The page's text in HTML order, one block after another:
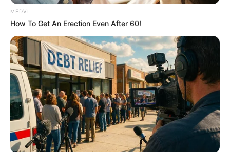
This New Will Give You An Erection After +45
MEDVI
MEDVI
How To Get An Erection Even After 60!